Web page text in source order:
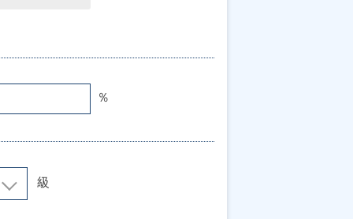
％
級